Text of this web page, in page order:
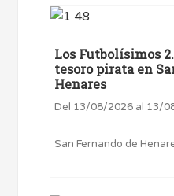
Los Futbolísimos
tesoro pirata en
Henares
Del 13/08/2026 al 13/
San Fernando de